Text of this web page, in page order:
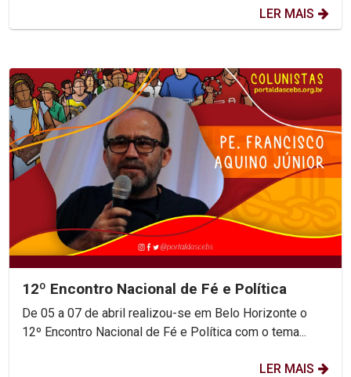
LER MAIS
12º Encontro Nacional de Fé e Política
De 05 a 07 de abril realizou-se em Belo Horizonte o
12º Encontro Nacional de Fé e Política com o tema...
LER MAIS